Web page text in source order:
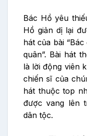
Bác Hồ yêu
Hồ giản dị lại
hát của bài
quân”. Bài hát
là lời động viên
chiến sĩ của
hát thuộc top
được vang lên
dân tộc.